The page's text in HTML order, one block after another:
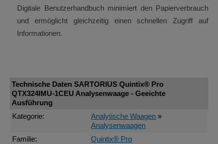
Digitale Benutzerhandbuch minimiert den Papierverbrauch
und ermöglicht gleichzeitig einen schnellen Zugriff auf
Informationen.
Technische Daten SARTORIUS Quintix® Pro
QTX324IMU-1CEU Analysenwaage - Geeichte
Ausführung
Kategorie:
Analytische Waagen »
Analysenwaagen
Familie:
Quintix® Pro